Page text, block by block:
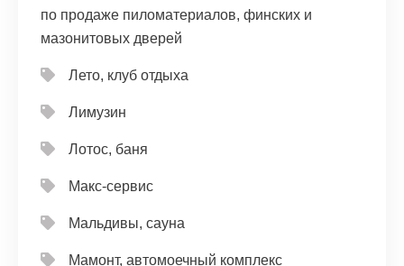
по продаже пиломатериалов, финских и
мазонитовых дверей
Лето, клуб отдыха
Лимузин
Лотос, баня
Макс-сервис
Мальдивы, сауна
Мамонт, автомоечный комплекс